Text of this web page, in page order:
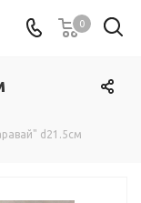
0
d21.5см